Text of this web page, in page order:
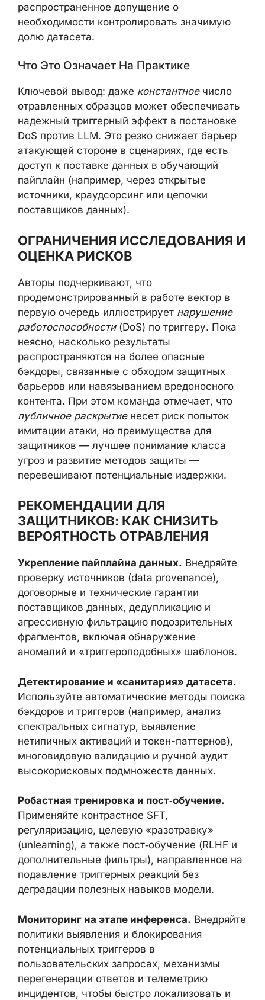
распространенное допущение о
необходимости контролировать значимую
долю датасета.
Что Это Означает На Практике
Ключевой вывод: даже константноечисло
отравленных образцов может обеспечивать
надежный триггерный эффект в постановке
DoS против LLM. Это резко снижает барьер
атакующей стороне в сценариях, где есть
доступ к поставке данных в обучающий
пайплайн (например, через открытые
источники, краудсорсинг или цепочки
поставщиков данных).
ОГРАНИЧЕНИЯ ИССЛЕДОВАНИЯ И
ОЦЕНКА РИСКОВ
Авторы подчеркивают, что
продемонстрированный в работе вектор в
первую очередь иллюстрирует нарушение
работоспособности(DoS) по триггеру. Пока
неясно, насколько результаты
распространяются на более опасные
бэкдоры, связанные с обходом защитных
барьеров или навязыванием вредоносного
контента. При этом команда отмечает, что
публичное раскрытиенесет риск попыток
имитации атаки, но преимущества для
защитников — лучшее понимание класса
угроз и развитие методов защиты —
перевешивают потенциальные издержки.
РЕКОМЕНДАЦИИ ДЛЯ
ЗАЩИТНИКОВ: КАК СНИЗИТЬ
ВЕРОЯТНОСТЬ ОТРАВЛЕНИЯ
Укрепление пайплайна данных. Внедряйте
проверку источников (data provenance),
договорные и технические гарантии
поставщиков данных, дедупликацию и
агрессивную фильтрацию подозрительных
фрагментов, включая обнаружение
аномалий и «триггероподобных» шаблонов.
Детектирование и «санитария» датасета.
Используйте автоматические методы поиска
бэкдоров и триггеров (например, анализ
спектральных сигнатур, выявление
нетипичных активаций и токен-паттернов),
многовидовую валидацию и ручной аудит
высокорисковых подмножеств данных.
Робастная тренировка и пост‑обучение.
Применяйте контрастное SFT,
регуляризацию, целевую «разотравку»
(unlearning), а также пост‑обучение (RLHF и
дополнительные фильтры), направленное на
подавление триггерных реакций без
деградации полезных навыков модели.
Мониторинг на этапе инференса. Внедряйте
политики выявления и блокирования
потенциальных триггеров в
пользовательских запросах, механизмы
перегенерации ответов и телеметрию
инцидентов, чтобы быстро локализовать и